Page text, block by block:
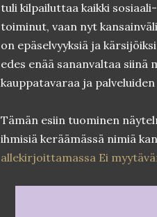
tuli kilpailuttaa kaikki
toiminut, vaan nyt
on epäselvyyksiä ja
edes enää sananvaltaa
kauppatavaraa ja
Tämän esiin tuominen
ihmisiä keräämässä nimiä
allekirjoittamassa Ei